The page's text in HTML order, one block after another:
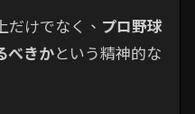
だけでなく、 プロ野球
べきかという精神的な